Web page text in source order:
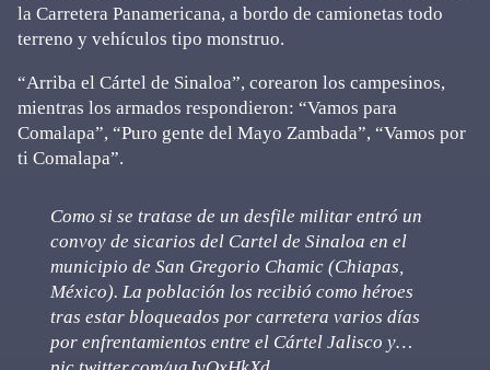
la Carretera Panamericana, a bordo de camionetas todo
terreno y vehículos tipo monstruo.
“Arriba el Cártel de Sinaloa”, corearon los campesinos,
mientras los armados respondieron: “Vamos para
Comalapa”, “Puro gente del Mayo Zambada”, “Vamos por
ti Comalapa”.
Como si se tratase de un desfile militar entró un
convoy de sicarios del Cartel de Sinaloa en el
municipio de San Gregorio Chamic (Chiapas,
México). La población los recibió como héroes
tras estar bloqueados por carretera varios días
por enfrentamientos entre el Cártel Jalisco y…